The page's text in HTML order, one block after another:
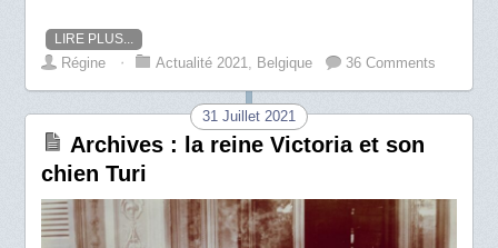
LIRE PLUS...
Régine ⋅ Actualité 2021, Belgique 36 Comments
31 Juillet 2021
Archives : la reine Victoria et son
chien Turi